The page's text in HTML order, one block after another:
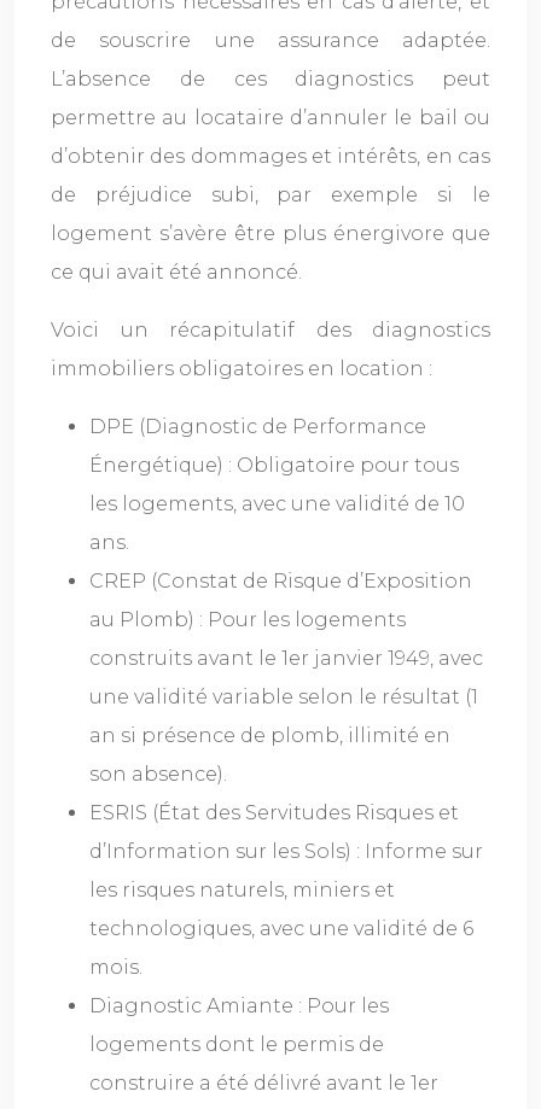
de souscrire une assurance adaptée.
L’absence de ces diagnostics peut
permettre au locataire d’annuler le bail ou
d’obtenir des dommages et intérêts, en cas
de préjudice subi, par exemple si le
logement s’avère être plus énergivore que
ce qui avait été annoncé.
Voici un récapitulatif des diagnostics
immobiliers obligatoires en location :
DPE (Diagnostic de Performance
Énergétique) : Obligatoire pour tous
les logements, avec une validité de 10
ans.
CREP (Constat de Risque d’Exposition
au Plomb) : Pour les logements
construits avant le 1er janvier 1949, avec
une validité variable selon le résultat (1
an si présence de plomb, illimité en
son absence).
ESRIS (État des Servitudes Risques et
d’Information sur les Sols) : Informe sur
les risques naturels, miniers et
technologiques, avec une validité de 6
mois.
Diagnostic Amiante : Pour les
logements dont le permis de
construire a été délivré avant le 1er